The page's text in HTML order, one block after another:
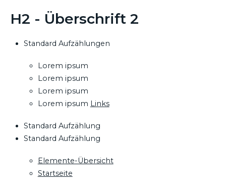
H2 - Überschrift 2
Standard Aufzählungen
Lorem ipsum
Lorem ipsum
Lorem ipsum
Lorem ipsum Links
Standard Aufzählung
Standard Aufzählung
Elemente-Übersicht
Startseite